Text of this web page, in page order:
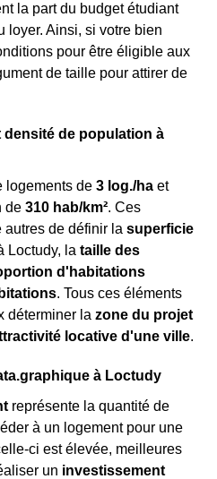
la part du budget étudiant
loyer. Ainsi, si votre bien
pour être éligible aux
de taille pour attirer de
densité de population à
logements de 3 log./ha et
de 310 hab/km². Ces
autres de définir la superficie
Loctudy, la taille des
d'habitations
. Tous ces éléments
déterminer la zone du projet
locative d'une ville.
à Loctudy
représente la quantité de
à un logement pour une
ci est élevée, meilleures
un investissement